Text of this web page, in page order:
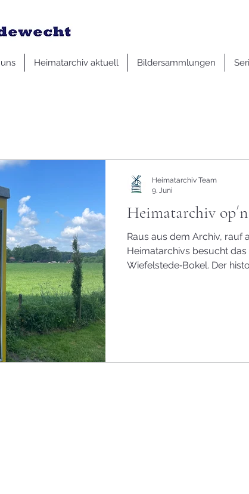
Heimatarchiv aktuell Bildersammlungen
Heimatarchiv
Raus aus dem Archiv, rauf
Heimatarchivs besucht
Wiefelstede‑Bokel. Der
Heimatarchiv Team
9. Juni